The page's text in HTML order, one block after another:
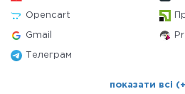
Opencart
Gmail
Телеграм
показати всі